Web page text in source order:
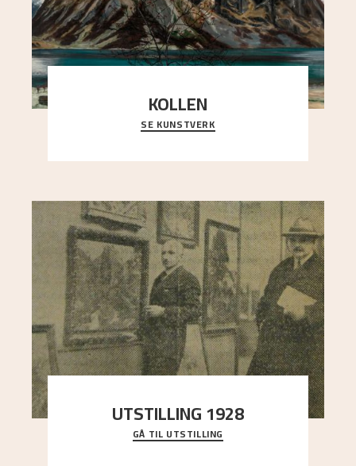
KOLLEN
Et ruvende fjell dominerer bildeflaten, og står i
sterk kontrast til det spinkle rognetreet ute
SE KUNSTVERK
UTSTILLING 1928
Då Astrup døydde i 1928, tok vennene Moritz
Kaland og Simon Thorbjørnsen initiativ til å
GÅ TIL UTSTILLING